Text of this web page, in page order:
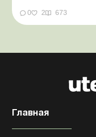
нормативное
налоговые риски и
этом вопросе
0 2 673
Главная